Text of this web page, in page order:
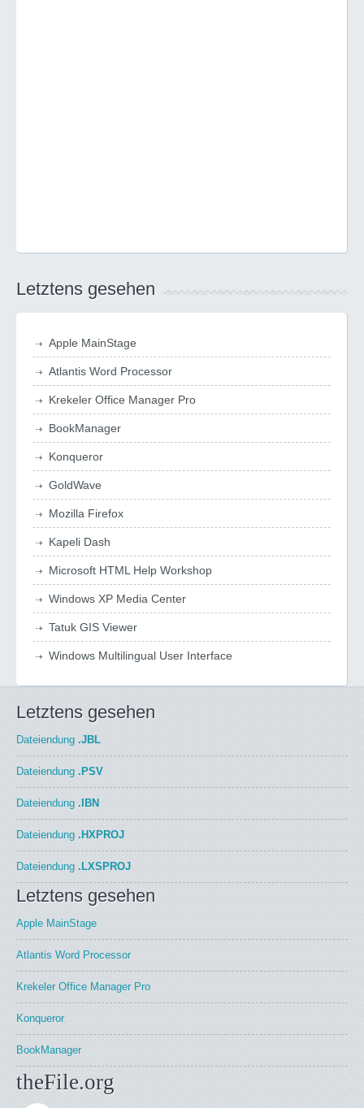
Letztens gesehen
Apple MainStage
Atlantis Word Processor
Krekeler Office Manager Pro
BookManager
Konqueror
GoldWave
Mozilla Firefox
Kapeli Dash
Microsoft HTML Help Workshop
Windows XP Media Center
Tatuk GIS Viewer
Windows Multilingual User Interface
Letztens gesehen
Dateiendung .JBL
Dateiendung .PSV
Dateiendung .IBN
Dateiendung .HXPROJ
Dateiendung .LXSPROJ
Letztens gesehen
Apple MainStage
Atlantis Word Processor
Krekeler Office Manager Pro
Konqueror
BookManager
theFile.org